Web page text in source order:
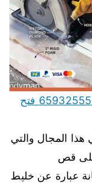
قص رخام وحجر بالليزر جنوب السرة 65932555 فتح
المجال والتي
على قص
عبارة عن خليط